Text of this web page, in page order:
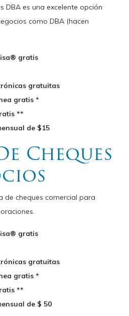
DBA es una excelente opción
como DBA (hacen
gratis
gratuitas
gratis *
**
de $15
Cheques
de cheques comercial para
gratis
gratuitas
gratis *
**
de $ 50